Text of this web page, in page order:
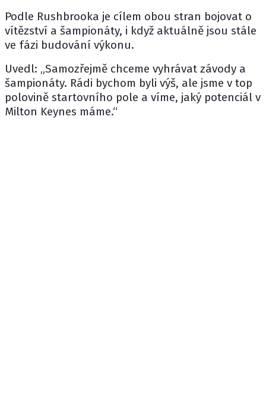
Podle Rushbrooka je cílem obou stran bojovat o
vítězství a šampionáty, i když aktuálně jsou stále
ve fázi budování výkonu.
Uvedl: „Samozřejmě chceme vyhrávat závody a
šampionáty. Rádi bychom byli výš, ale jsme v top
polovině startovního pole a víme, jaký potenciál v
Milton Keynes máme.“